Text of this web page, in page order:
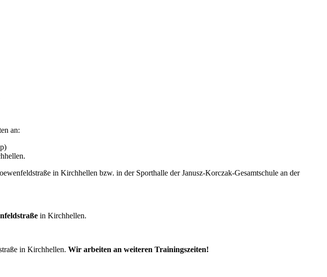
an:
in Kirchhellen bzw. in der Sporthalle der Janusz-Korczak-Gesamtschule an der
in Kirchhellen.
in Kirchhellen. Wir arbeiten an weiteren Trainingszeiten!